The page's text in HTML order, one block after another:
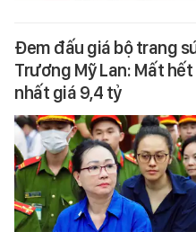
Đem đấu giá bộ trang
Trương Mỹ Lan: Mất
nhất giá 9,4 tỷ